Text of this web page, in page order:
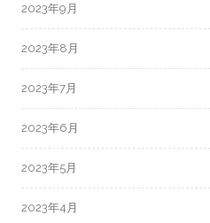
2023年9月
2023年8月
2023年7月
2023年6月
2023年5月
2023年4月